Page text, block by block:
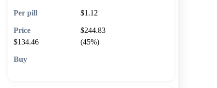
$1.12
$244.83
$134.46
(45%)